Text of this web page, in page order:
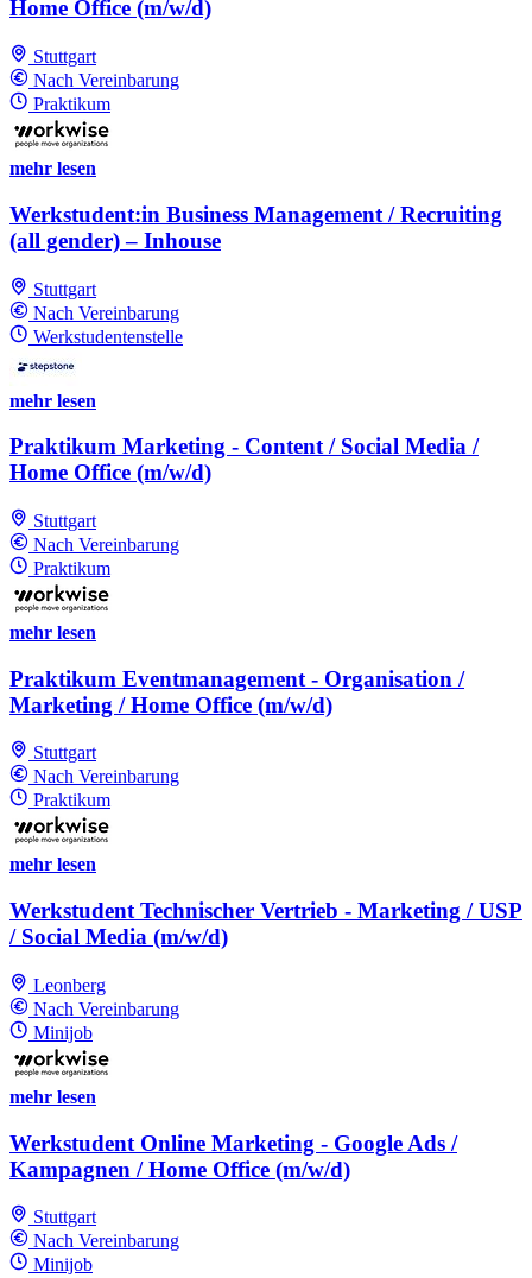
Home Office (m/w/d)
Stuttgart
Nach Vereinbarung
Praktikum
mehr lesen
Werkstudent:in Business Management / Recruiting
(all gender) – Inhouse
Stuttgart
Nach Vereinbarung
Werkstudentenstelle
mehr lesen
Praktikum Marketing - Content / Social Media /
Home Office (m/w/d)
Stuttgart
Nach Vereinbarung
Praktikum
mehr lesen
Praktikum Eventmanagement - Organisation /
Marketing / Home Office (m/w/d)
Stuttgart
Nach Vereinbarung
Praktikum
mehr lesen
Werkstudent Technischer Vertrieb - Marketing / USP
/ Social Media (m/w/d)
Leonberg
Nach Vereinbarung
Minijob
mehr lesen
Werkstudent Online Marketing - Google Ads /
Kampagnen / Home Office (m/w/d)
Stuttgart
Nach Vereinbarung
Minijob